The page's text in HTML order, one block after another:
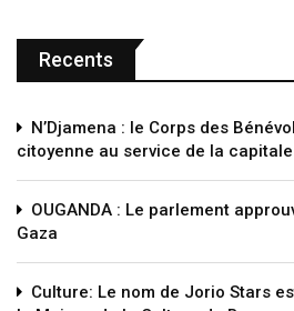
Recents
N’Djamena : le Corps des
citoyenne au service de la capitale
OUGANDA : Le parlement
Gaza
Culture: Le nom de Jorio Stars